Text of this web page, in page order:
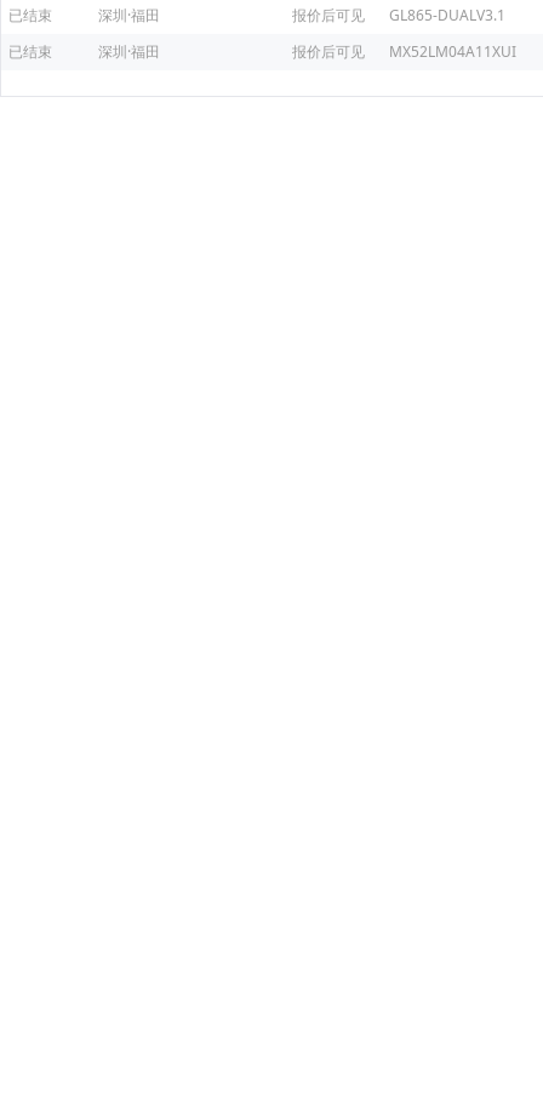
已结束
深圳·福田 报价后可见
GL865-DUALV3.1
已结束
深圳·福田 报价后可见 MX52LM04A11XUI